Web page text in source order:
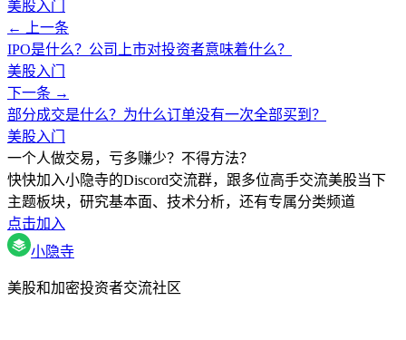
美股入门
← 上一条
IPO是什么？公司上市对投资者意味着什么？
美股入门
下一条 →
部分成交是什么？为什么订单没有一次全部买到？
美股入门
一个人做交易，亏多赚少？不得方法？
快快加入小隐寺的Discord交流群，跟多位高手交流美股当下
主题板块，研究基本面、技术分析，还有专属分类频道
点击加入
小隐寺
美股和加密投资者交流社区